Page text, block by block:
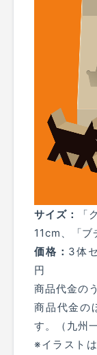
サイズ：
「
11cm、「
価格： 3体
円
商品代金の
商品代金の
す。（九州
※イラスト